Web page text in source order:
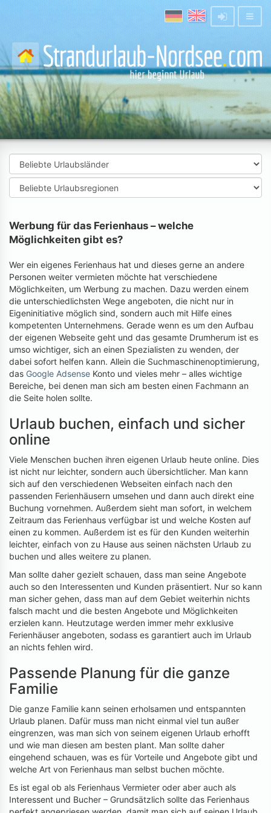
Werbung für das Ferienhaus – welche
Möglichkeiten gibt es?
Wer ein eigenes Ferienhaus hat und dieses gerne an andere
Personen weiter vermieten möchte hat verschiedene
Möglichkeiten, um Werbung zu machen. Dazu werden einem
die unterschiedlichsten Wege angeboten, die nicht nur in
Eigeninitiative möglich sind, sondern auch mit Hilfe eines
kompetenten Unternehmens. Gerade wenn es um den Aufbau
der eigenen Webseite geht und das gesamte Drumherum ist es
umso wichtiger, sich an einen Spezialisten zu wenden, der
dabei sofort helfen kann. Allein die Suchmaschinenoptimierung,
das Google Adsense Konto und vieles mehr – alles wichtige
Bereiche, bei denen man sich am besten einen Fachmann an
die Seite holen sollte.
Urlaub buchen, einfach und sicher
online
Viele Menschen buchen ihren eigenen Urlaub heute online. Dies
ist nicht nur leichter, sondern auch übersichtlicher. Man kann
sich auf den verschiedenen Webseiten einfach nach den
passenden Ferienhäusern umsehen und dann auch direkt eine
Buchung vornehmen. Außerdem sieht man sofort, in welchem
Zeitraum das Ferienhaus verfügbar ist und welche Kosten auf
einen zu kommen. Außerdem ist es für den Kunden weiterhin
leichter, einfach von zu Hause aus seinen nächsten Urlaub zu
buchen und alles weitere zu planen.
Man sollte daher gezielt schauen, dass man seine Angebote
auch so den Interessenten und Kunden präsentiert. Nur so kann
man sicher gehen, dass man auf dem Gebiet weiterhin nichts
falsch macht und die besten Angebote und Möglichkeiten
erzielen kann. Heutzutage werden immer mehr exklusive
Ferienhäuser angeboten, sodass es garantiert auch im Urlaub
an nichts fehlen wird.
Passende Planung für die ganze
Familie
Die ganze Familie kann seinen erholsamen und entspannten
Urlaub planen. Dafür muss man nicht einmal viel tun außer
eingrenzen, was man sich von seinem eigenen Urlaub erhofft
und wie man diesen am besten plant. Man sollte daher
eingehend schauen, was es für Vorteile und Angebote gibt und
welche Art von Ferienhaus man selbst buchen möchte.
Es ist egal ob als Ferienhaus Vermieter oder aber auch als
Interessent und Bucher – Grundsätzlich sollte das Ferienhaus